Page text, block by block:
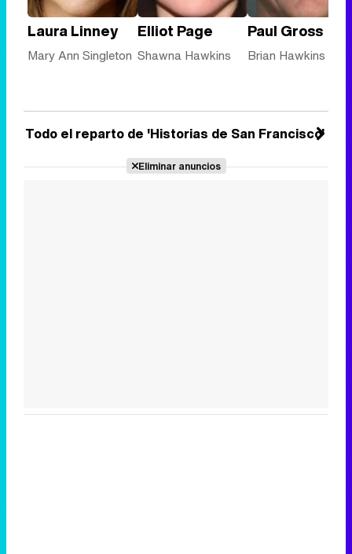
Laura Linney
Mary Ann Singleton
Elliot Page
Shawna Hawkins
Paul Gross
Brian Hawkins
Todo el reparto de 'Historias de San Francisco'
Eliminar anuncios